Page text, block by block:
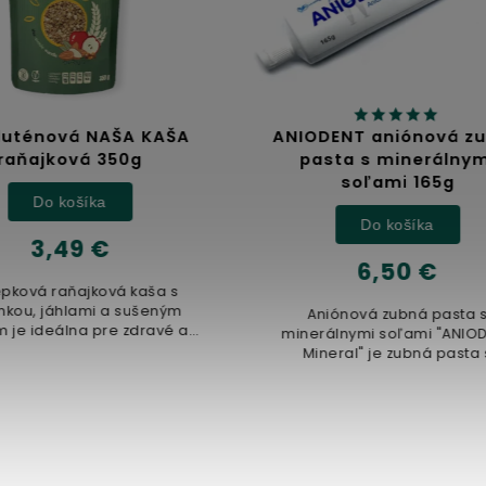
aniónová zubná
s minerálnymi
soľami 165g
Do košíka
zubná pasta s
soľami "ANIODENT
Jablčný ocot
6,32 €
Detail
100% prírodný nefiltrovaný
kvasených v drevených
Nepasterizovaný
500ml